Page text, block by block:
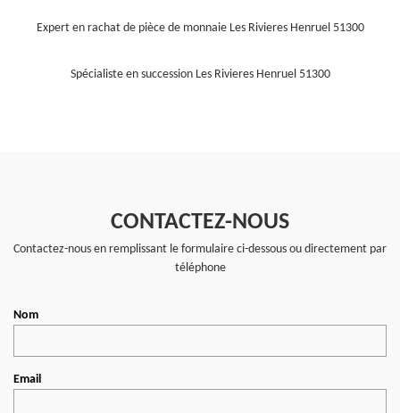
Expert en rachat de pièce de monnaie Les Rivieres Henruel 51300
Spécialiste en succession Les Rivieres Henruel 51300
CONTACTEZ-NOUS
Contactez-nous en remplissant le formulaire ci-dessous ou directement par
téléphone
Nom
Email